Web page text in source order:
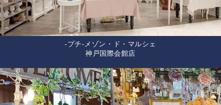
-プチ-メゾン・ド・マルシェ
神戸国際会館店